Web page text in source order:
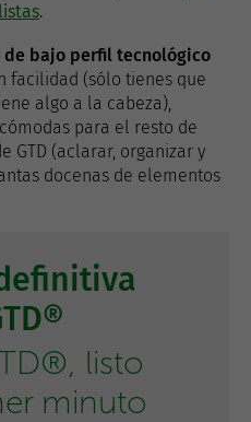
.
de bajo perfil tecnológico
facilidad (sólo tienes que
algo a la cabeza),
para el resto de
GTD (aclarar, organizar y
docenas de elementos
listo
minuto